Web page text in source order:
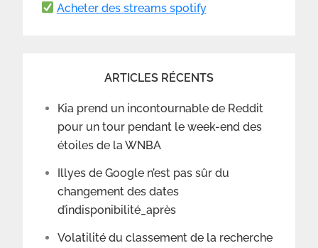
Acheter des streams spotify
ARTICLES RÉCENTS
Kia prend un incontournable de Reddit
pour un tour pendant le week-end des
étoiles de la WNBA
Illyes de Google n’est pas sûr du
changement des dates
d’indisponibilité_après
Volatilité du classement de la recherche